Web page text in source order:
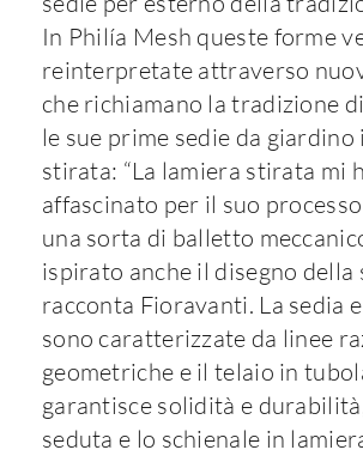
In Philía Mesh queste forme
reinterpretate attraverso
che richiamano la tradizione
le sue prime sedie da giardino
stirata: “La lamiera stirata mi
affascinato per il suo
una sorta di balletto
ispirato anche il disegno della
racconta Fioravanti. La sedia
sono caratterizzate da linee
geometriche e il telaio in
garantisce solidità e
seduta e lo schienale in